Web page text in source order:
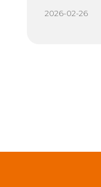
2026-02-26